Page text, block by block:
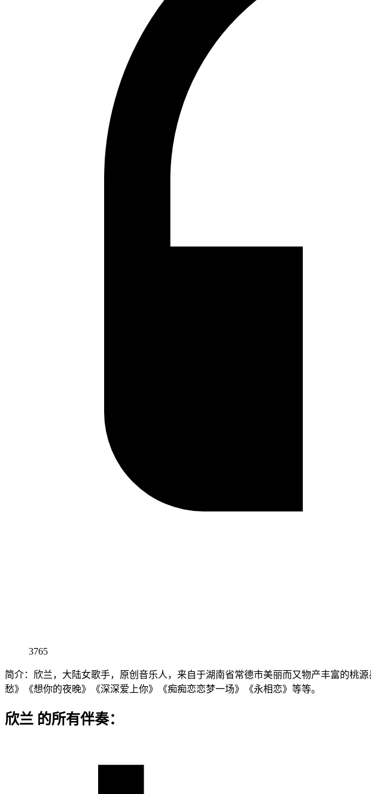
3765
简介：欣兰，大陆女歌手，原创音乐人，来自于湖南省常德市美丽而又物产丰富的桃
愁》《想你的夜晚》《深深爱上你》《痴痴恋恋梦一场》《永相恋》等等。
欣兰 的所有伴奏：